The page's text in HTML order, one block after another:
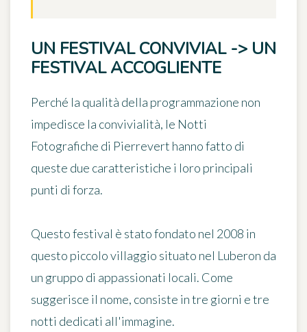
UN FESTIVAL CONVIVIAL -> UN
FESTIVAL ACCOGLIENTE
Perché la qualità della programmazione non
impedisce la convivialità, le Notti
Fotografiche di Pierrevert hanno fatto di
queste due caratteristiche i loro principali
punti di forza.
Questo festival è stato fondato nel 2008 in
questo piccolo villaggio situato nel Luberon da
un gruppo di appassionati locali. Come
suggerisce il nome, consiste intre giorni e tre
notti dedicati all'immagine.